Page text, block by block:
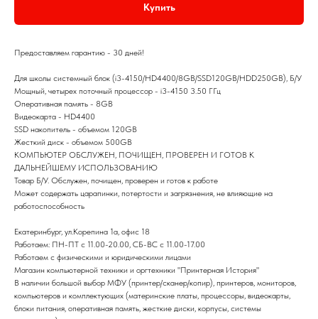
Купить
Предоставляем гарантию - 30 дней!
Для школы системный блок (i3-4150/HD4400/8GB/SSD120GB/HDD250GB), Б/У
Мощный, четырех поточный процессор - i3-4150 3.50 ГГц
Оперативная память - 8GB
Видеокарта - HD4400
SSD накопитель - объемом 120GB
Жесткий диск - объемом 500GB
КОМПЬЮТЕР ОБСЛУЖЕН, ПОЧИЩЕН, ПРОВЕРЕН И ГОТОВ К
ДАЛЬНЕЙШЕМУ ИСПОЛЬЗОВАНИЮ
Товар Б/У. Обслужен, почищен, проверен и готов к работе
Может содержать царапинки, потертости и загрязнения, не влияющие на
работоспособность
Екатеринбург, ул.Корепина 1а, офис 18
Работаем: ПН-ПТ с 11.00-20.00, СБ-ВС с 11.00-17.00
Работаем с физическими и юридическими лицами
Магазин компьютерной техники и оргтехники "Принтерная История"
В наличии большой выбор МФУ (принтер/сканер/копир), принтеров, мониторов,
компьютеров и комплектующих (материнские платы, процессоры, видеокарты,
блоки питания, оперативная память, жесткие диски, корпусы, системы